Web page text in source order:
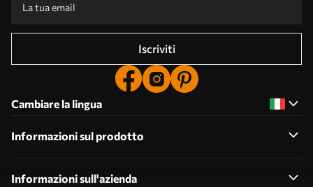
Iscriviti
Cambiare la lingua
Informazioni sul prodotto
Informazioni sull'azienda